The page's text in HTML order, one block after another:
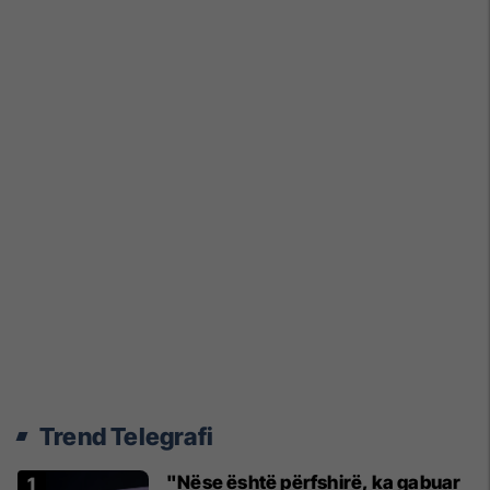
Trend Telegrafi
"Nëse është përfshirë, ka gabuar